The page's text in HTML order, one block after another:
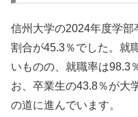
信州大学の2024年度学
割合が45.3％でした。就
いものの、就職率は98.3
お、卒業生の43.8％が大
の道に進んでいます。